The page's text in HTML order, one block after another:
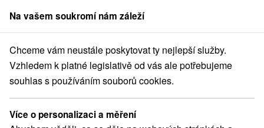
člen skupinySorger
Hotely na Slovensku Košice a okolie
Hotely Košice a okolie
Kategorie
Na vašem soukromí nám záleží
Chceme vám neustále poskytovat ty nejlepší služby.
Vzhledem k platné legislativě od vás ale potřebujeme
souhlas s používáním souborů cookies.
Více o personalizaci a měření